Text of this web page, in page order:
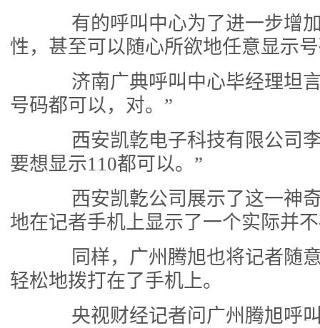
有的呼叫中心为了进一步增加
性，甚至可以随心所欲地任意显示
济南广典呼叫中心毕经理坦言
号码都可以，对。”
西安凯亁电子科技有限公司李
要想显示110都可以。”
西安凯亁公司展示了这一神奇
地在记者手机上显示了一个实际并
同样，广州腾旭也将记者随意
轻松地拨打在了手机上。
央视财经记者问广州腾旭呼叫